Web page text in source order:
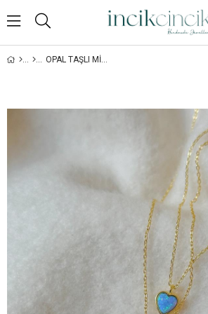
OPAL TAŞLI MINIMAL KALP KOLYE - 925 AYAR GÜMÜŞ